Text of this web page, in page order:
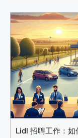
Lidl 招聘工作：如